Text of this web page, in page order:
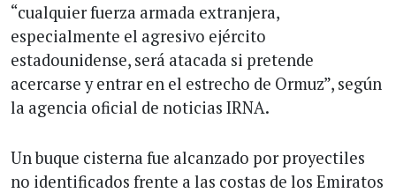
“cualquier fuerza armada extranjera,
especialmente el agresivo ejército
estadounidense, será atacada si pretende
acercarse y entrar en el estrecho de Ormuz”, según
la agencia oficial de noticias IRNA.
Un buque cisterna fue alcanzado por proyectiles
no identificados frente a las costas de los Emiratos